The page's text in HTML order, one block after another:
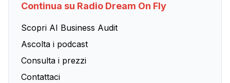
Continua su Radio Dream On Fly
Scopri AI Business Audit
Ascolta i podcast
Consulta i prezzi
Contattaci